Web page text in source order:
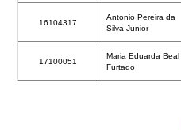
16104317
Antonio Pereira da
Silva Junior
17100051
Maria Eduarda Beal
Furtado